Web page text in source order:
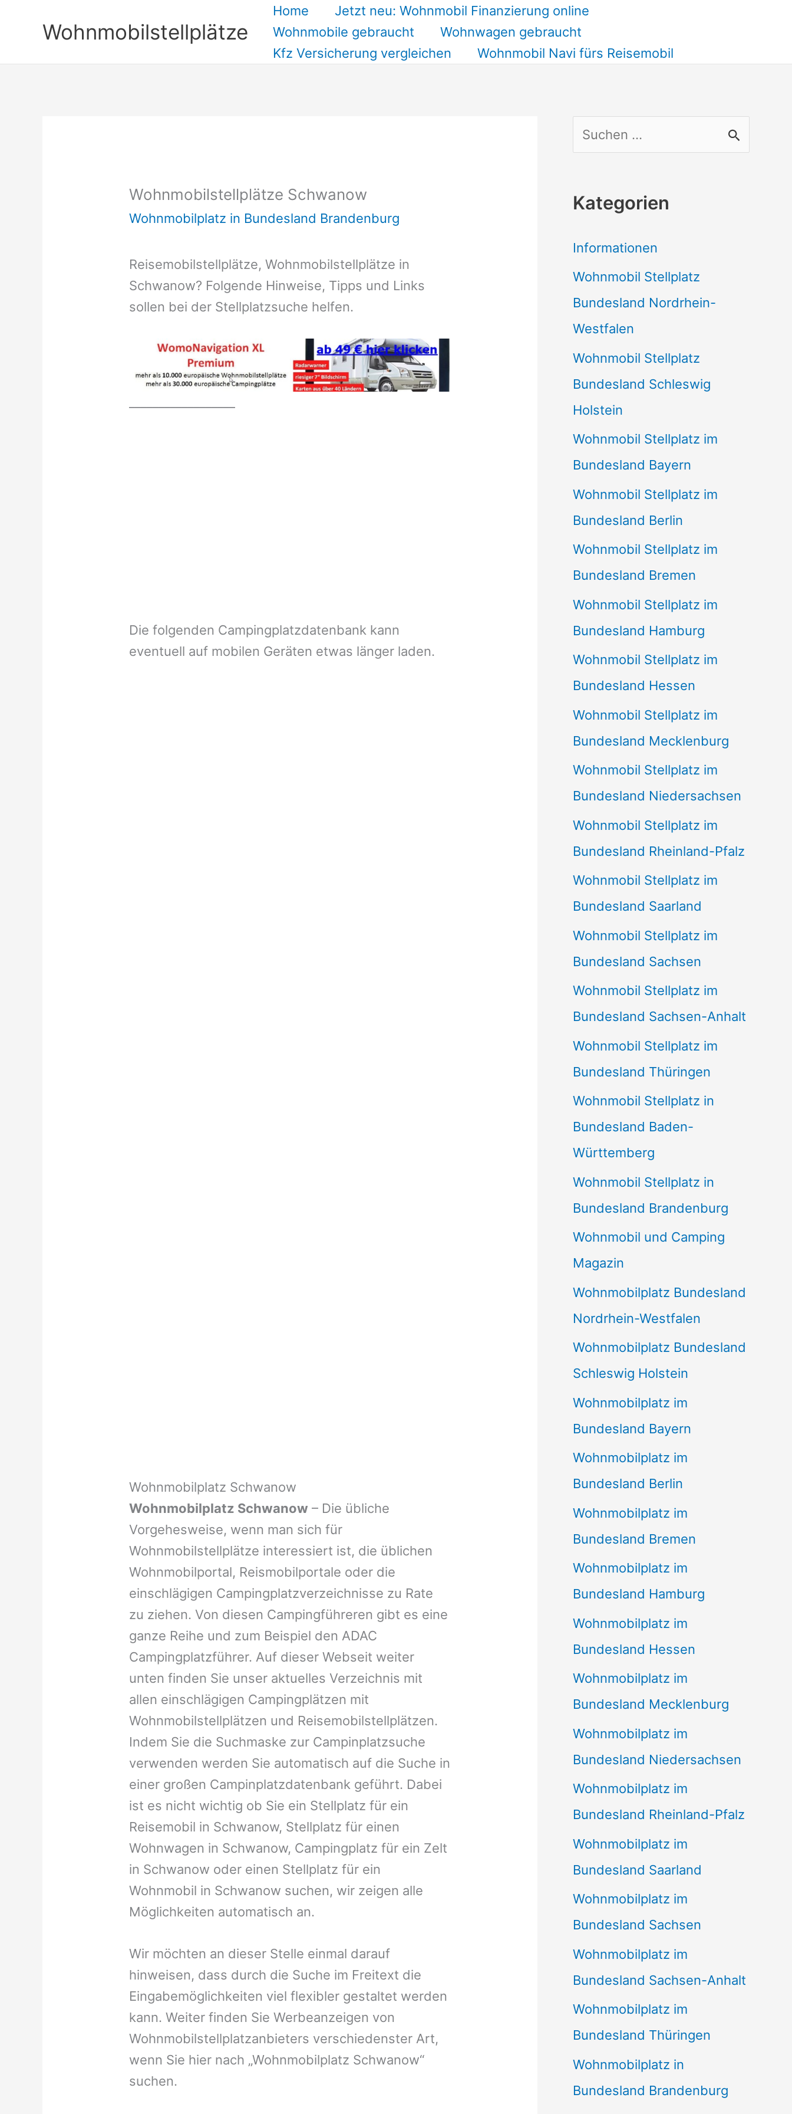
Wohnmobilstellplätze
Home
Jetzt neu: Wohnmobil Finanzierung online
Wohnmobile gebraucht
Wohnwagen gebraucht
Kfz Versicherung vergleichen
Wohnmobil Navi fürs Reisemobil
Wohnmobilstellplätze Schwanow
Wohnmobilplatz in Bundesland Brandenburg
Reisemobilstellplätze, Wohnmobilstellplätze in
Schwanow? Folgende Hinweise, Tipps und Links
sollen bei der Stellplatzsuche helfen.
Die folgenden Campingplatzdatenbank kann
eventuell auf mobilen Geräten etwas länger laden.
Wohnmobilplatz Schwanow
Wohnmobilplatz Schwanow – Die übliche
Vorgehesweise, wenn man sich für
Wohnmobilstellplätze interessiert ist, die üblichen
Wohnmobilportal, Reismobilportale oder die
einschlägigen Campingplatzverzeichnisse zu Rate
zu ziehen. Von diesen Campingführeren gibt es eine
ganze Reihe und zum Beispiel den ADAC
Campingplatzführer. Auf dieser Webseit weiter
unten finden Sie unser aktuelles Verzeichnis mit
allen einschlägigen Campingplätzen mit
Wohnmobilstellplätzen und Reisemobilstellplätzen.
Indem Sie die Suchmaske zur Campinplatzsuche
verwenden werden Sie automatisch auf die Suche in
einer großen Campinplatzdatenbank geführt. Dabei
ist es nicht wichtig ob Sie ein Stellplatz für ein
Reisemobil in Schwanow, Stellplatz für einen
Wohnwagen in Schwanow, Campingplatz für ein Zelt
in Schwanow oder einen Stellplatz für ein
Wohnmobil in Schwanow suchen, wir zeigen alle
Möglichkeiten automatisch an.
Wir möchten an dieser Stelle einmal darauf
hinweisen, dass durch die Suche im Freitext die
Eingabemöglichkeiten viel flexibler gestaltet werden
kann. Weiter finden Sie Werbeanzeigen von
Wohnmobilstellplatzanbieters verschiedenster Art,
wenn Sie hier nach „Wohnmobilplatz Schwanow“
suchen.
u
h
n
a
c
h
:
Kategorien
Informationen
Wohnmobil Stellplatz
Bundesland Nordrhein-
Westfalen
Wohnmobil Stellplatz
Bundesland Schleswig
Holstein
Wohnmobil Stellplatz im
Bundesland Bayern
Wohnmobil Stellplatz im
Bundesland Berlin
Wohnmobil Stellplatz im
Bundesland Bremen
Wohnmobil Stellplatz im
Bundesland Hamburg
Wohnmobil Stellplatz im
Bundesland Hessen
Wohnmobil Stellplatz im
Bundesland Mecklenburg
Wohnmobil Stellplatz im
Bundesland Niedersachsen
Wohnmobil Stellplatz im
Bundesland Rheinland-Pfalz
Wohnmobil Stellplatz im
Bundesland Saarland
Wohnmobil Stellplatz im
Bundesland Sachsen
Wohnmobil Stellplatz im
Bundesland Sachsen-Anhalt
Wohnmobil Stellplatz im
Bundesland Thüringen
Wohnmobil Stellplatz in
Bundesland Baden-
Württemberg
Wohnmobil Stellplatz in
Bundesland Brandenburg
Wohnmobil und Camping
Magazin
Wohnmobilplatz Bundesland
Nordrhein-Westfalen
Wohnmobilplatz Bundesland
Schleswig Holstein
Wohnmobilplatz im
Bundesland Bayern
Wohnmobilplatz im
Bundesland Berlin
Wohnmobilplatz im
Bundesland Bremen
Wohnmobilplatz im
Bundesland Hamburg
Wohnmobilplatz im
Bundesland Hessen
Wohnmobilplatz im
Bundesland Mecklenburg
Wohnmobilplatz im
Bundesland Niedersachsen
Wohnmobilplatz im
Bundesland Rheinland-Pfalz
Wohnmobilplatz im
Bundesland Saarland
Wohnmobilplatz im
Bundesland Sachsen
Wohnmobilplatz im
Bundesland Sachsen-Anhalt
Wohnmobilplatz im
Bundesland Thüringen
Wohnmobilplatz in
Bundesland Brandenburg